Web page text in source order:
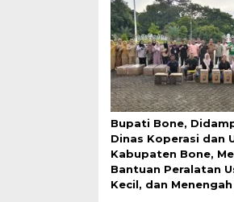
Bupati Bone,
Dinas Koperasi dan
Kabupaten Bone,
Bantuan Peralatan
Kecil, dan Menengah